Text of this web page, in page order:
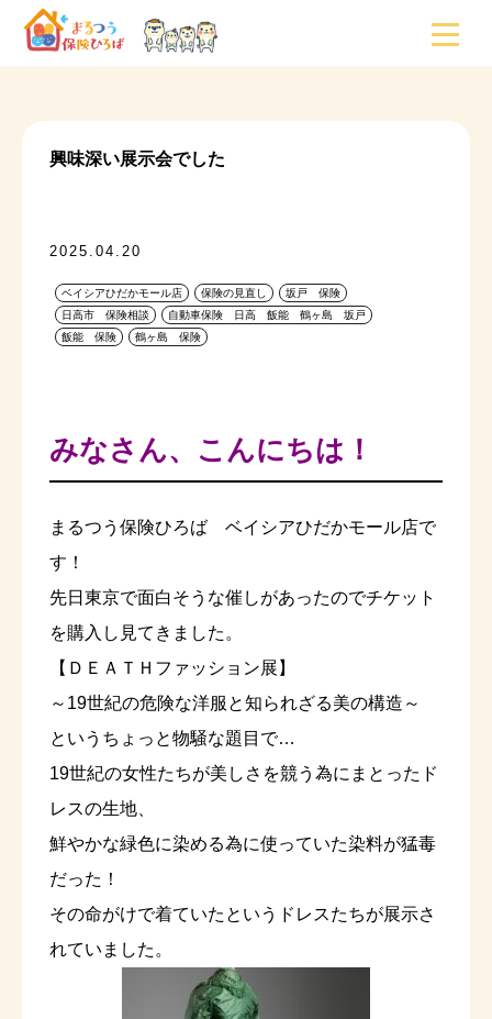
興味深い展示会でした
2025.04.20
ベイシアひだかモール店 保険の見直し
坂戸 保険
日高市 保険相談
自動車保険 日高 飯能 鶴ヶ島 坂戸
飯能 保険
鶴ヶ島 保険
みなさん、こんにちは！
まるつう保険ひろば ベイシアひだかモール店で
す！
先日東京で面白そうな催しがあったのでチケット
を購入し見てきました。
【ＤＥＡＴＨファッション展】
～19世紀の危険な洋服と知られざる美の構造～
というちょっと物騒な題目で…
19世紀の女性たちが美しさを競う為にまとったド
レスの生地、
鮮やかな緑色に染める為に使っていた染料が猛毒
だった！
その命がけで着ていたというドレスたちが展示さ
れていました。